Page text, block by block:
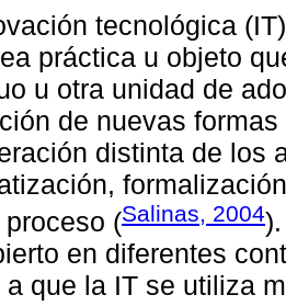
tecnológica
práctica u objeto
u otra unidad de
de nuevas
distinta de los
(Salinas, 2004
en diferentes
a que la IT se utiliza